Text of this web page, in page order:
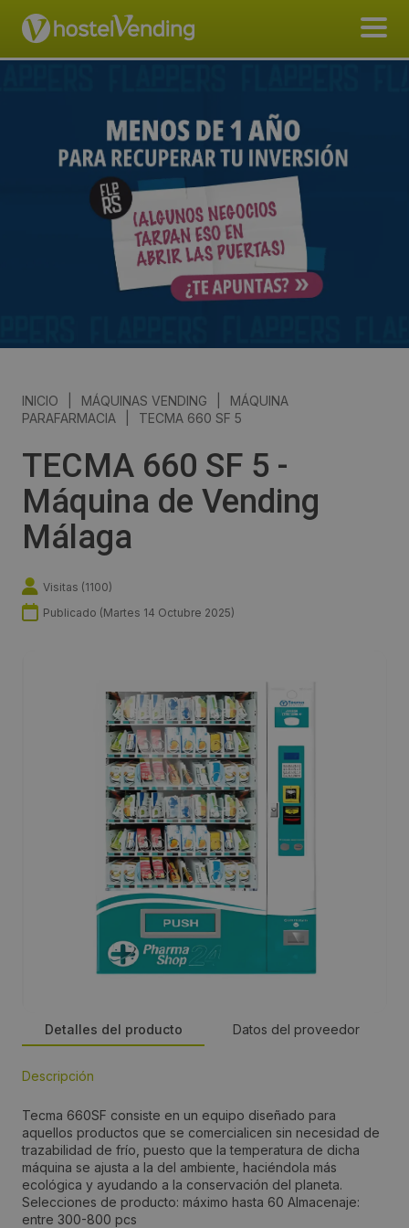
INICIO MÁQUINAS VENDING
MÁQUINA
PARAFARMACIA
TECMA 660 SF 5
TECMA 660 SF 5 -
Máquina de Vending
Málaga
Visitas (1100)
Publicado (Martes 14 Octubre 2025)
Detalles del producto Datos del proveedor
Descripción
Tecma 660SF consiste en un equipo diseñado para
aquellos productos que se comercialicen sin necesidad de
trazabilidad de frío, puesto que la temperatura de dicha
máquina se ajusta a la del ambiente, haciéndola más
ecológica y ayudando a la conservación del planeta.
Selecciones de producto: máximo hasta 60 Almacenaje:
entre 300-800 pcs
Carlos Centeno
Dirección:
Plg San Luis c/ Espacio 9